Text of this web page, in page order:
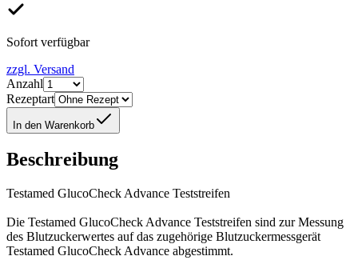
Sofort verfügbar
zzgl. Versand
Anzahl
Rezeptart
In den Warenkorb
Beschreibung
Testamed GlucoCheck Advance Teststreifen
Die Testamed GlucoCheck Advance Teststreifen sind zur Messung
des Blutzuckerwertes auf das zugehörige Blutzuckermessgerät
Testamed GlucoCheck Advance abgestimmt.